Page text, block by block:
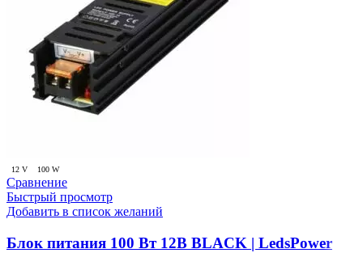
12 V 100 W
Сравнение
Быстрый просмотр
Добавить в список желаний
Блок питания 100 Вт 12В BLACK | LedsPower